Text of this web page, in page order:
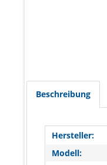
Beschreibung
Hersteller:
Modell: